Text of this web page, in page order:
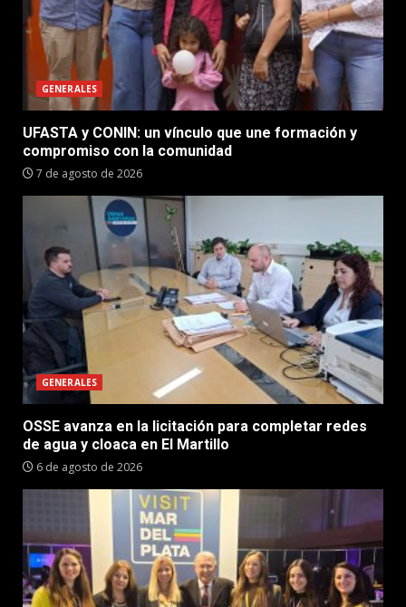
GENERALES
UFASTA y CONIN: un vínculo que une formación y
compromiso con la comunidad
7 de agosto de 2026
GENERALES
OSSE avanza en la licitación para completar redes
de agua y cloaca en El Martillo
6 de agosto de 2026